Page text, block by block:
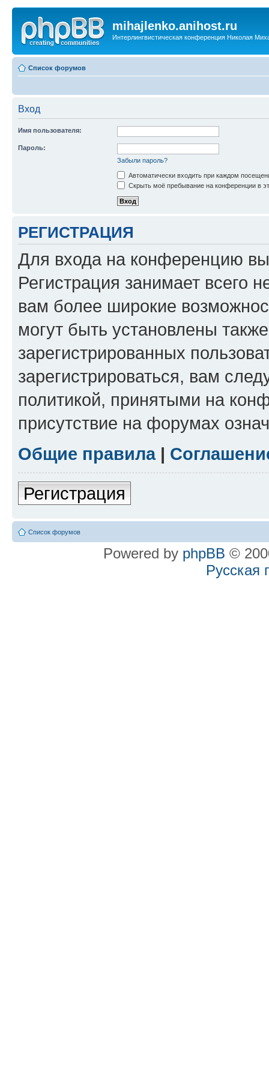
mihajlenko.anihost.ru
Интерлингвистическая конференция Николая
Список форумов
Вход
Имя пользователя:
Пароль:
Забыли пароль?
Автоматически входить при каждом
Скрыть моё пребывание на конференции в
РЕГИСТРАЦИЯ
Для входа на конференцию
Регистрация занимает всего
вам более широкие
могут быть установлены
зарегистрированных
зарегистрироваться, вам
политикой, принятыми на
присутствие на форумах
Общие правила|
Регистрация
Список форумов
Powered by phpBB ©
Русская